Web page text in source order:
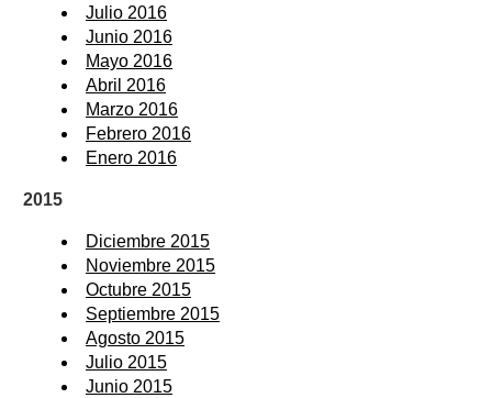
Julio 2016
Junio 2016
Mayo 2016
Abril 2016
Marzo 2016
Febrero 2016
Enero 2016
2015
Diciembre 2015
Noviembre 2015
Octubre 2015
Septiembre 2015
Agosto 2015
Julio 2015
Junio 2015